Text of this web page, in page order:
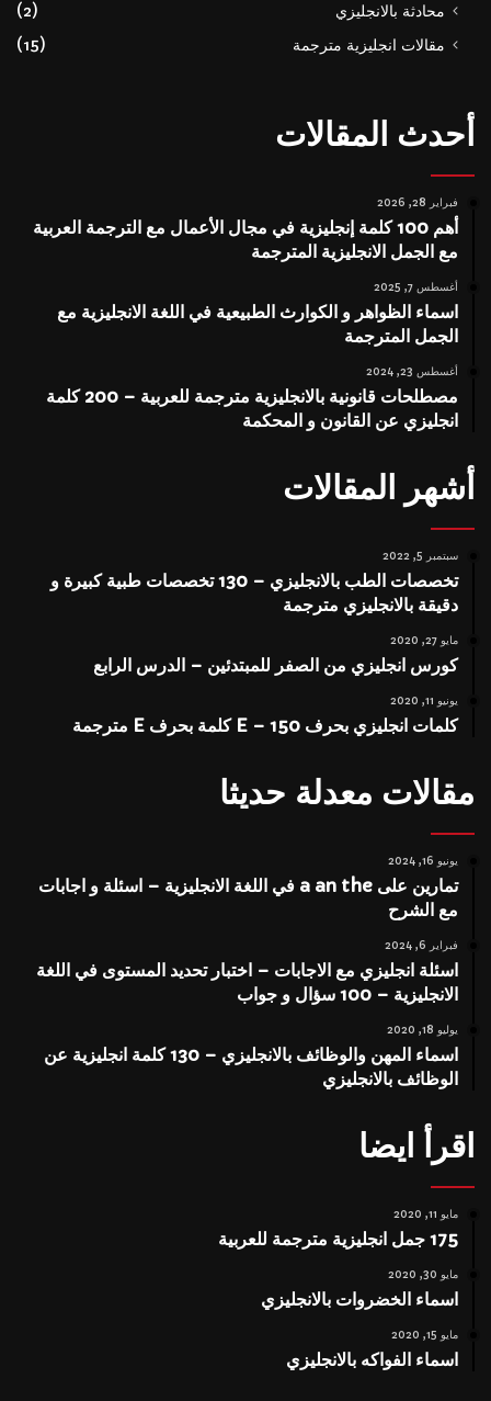
محادثة بالانجليزي
(2)
مقالات انجليزية مترجمة
(15)
أحدث المقالات
فبراير 28, 2026
أهم 100 كلمة إنجليزية في مجال الأعمال مع الترجمة العربية
مع الجمل الانجليزية المترجمة
أغسطس 7, 2025
اسماء الظواهر و الكوارث الطبيعية في اللغة الانجليزية مع
الجمل المترجمة
أغسطس 23, 2024
مصطلحات قانونية بالانجليزية مترجمة للعربية – 200 كلمة
انجليزي عن القانون و المحكمة
أشهر المقالات
سبتمبر 5, 2022
تخصصات الطب بالانجليزي – 130 تخصصات طبية كبيرة و
دقيقة بالانجليزي مترجمة
مايو 27, 2020
كورس انجليزي من الصفر للمبتدئين – الدرس الرابع
يونيو 11, 2020
كلمات انجليزي بحرف E – 150 كلمة بحرف E مترجمة
مقالات معدلة حديثا
يونيو 16, 2024
تمارين على a an the في اللغة الانجليزية – اسئلة و اجابات
مع الشرح
فبراير 6, 2024
اسئلة انجليزي مع الاجابات – اختبار تحديد المستوى في اللغة
الانجليزية – 100 سؤال و جواب
يوليو 18, 2020
اسماء المهن والوظائف بالانجليزي – 130 كلمة انجليزية عن
الوظائف بالانجليزي
اقرأ ايضا
مايو 11, 2020
175 جمل انجليزية مترجمة للعربية
مايو 30, 2020
اسماء الخضروات بالانجليزي
مايو 15, 2020
اسماء الفواكه بالانجليزي